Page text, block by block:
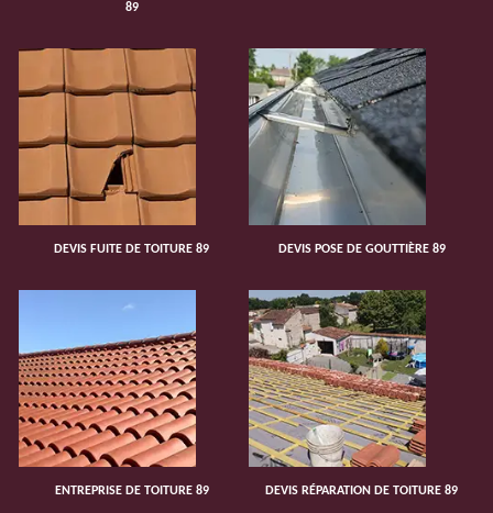
89
DEVIS FUITE DE TOITURE 89 DEVIS POSE DE GOUTTIÈRE 89
ENTREPRISE DE TOITURE 89 DEVIS RÉPARATION DE TOITURE 89